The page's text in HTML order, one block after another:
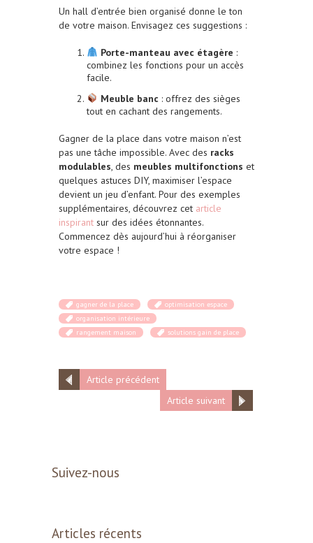
Un hall d’entrée bien organisé donne le ton
de votre maison. Envisagez ces suggestions :
Porte-manteau avec étagère :
combinez les fonctions pour un accès
facile.
Meuble banc : offrez des sièges
tout en cachant des rangements.
Gagner de la place dans votre maison n’est
pas une tâche impossible. Avec des racks
modulables, des meubles multifonctions et
quelques astuces DIY, maximiser l’espace
devient un jeu d’enfant. Pour des exemples
supplémentaires, découvrez cet article
inspirant sur des idées étonnantes.
Commencez dès aujourd’hui à réorganiser
votre espace !
gagner de la place
optimisation espace
organisation intérieure
rangement maison
solutions gain de place
Article précédent
Article suivant
Suivez-nous
Articles récents